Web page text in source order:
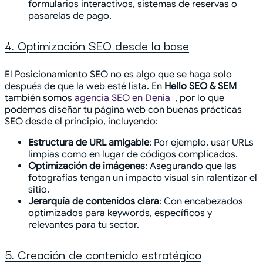
formularios interactivos, sistemas de reservas o
pasarelas de pago.
4. Optimización SEO desde la base
El Posicionamiento SEO no es algo que se haga solo
después de que la web esté lista. En Hello SEO & SEM
también somos agencia SEO en Denia , por lo que
podemos diseñar tu página web con buenas prácticas
SEO desde el principio, incluyendo:
Estructura de URL amigable: Por ejemplo, usar URLs
limpias como en lugar de códigos complicados.
Optimización de imágenes: Asegurando que las
fotografías tengan un impacto visual sin ralentizar el
sitio.
Jerarquía de contenidos clara: Con encabezados
optimizados para keywords, específicos y
relevantes para tu sector.
5. Creación de contenido estratégico